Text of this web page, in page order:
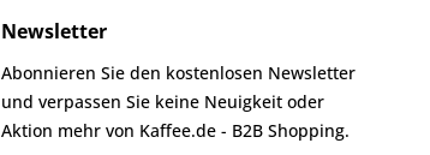
Newsletter
Abonnieren Sie den kostenlosen Newsletter
und verpassen Sie keine Neuigkeit oder
Aktion mehr von Kaffee.de - B2B Shopping.